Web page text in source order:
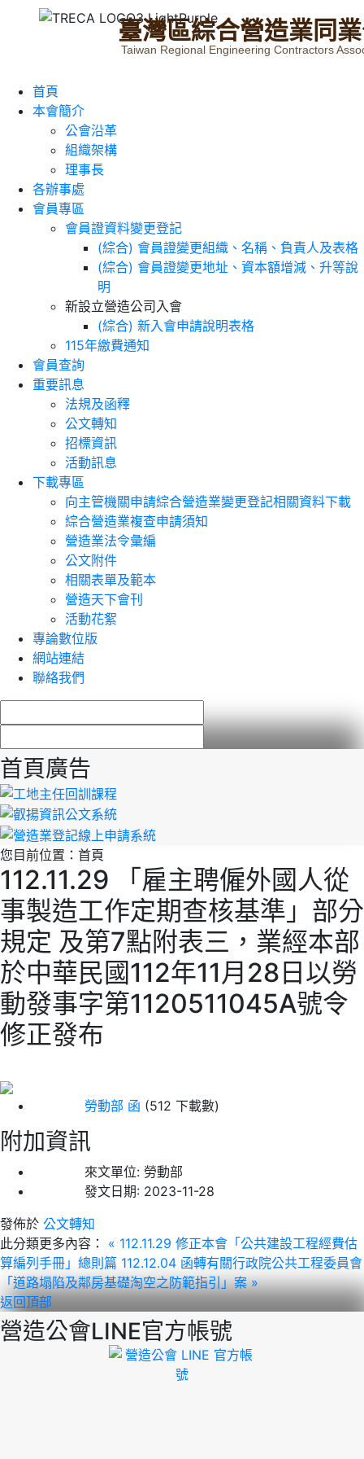
臺灣區綜合營造業同業
Taiwan Regional Engineering Contractors
首頁
本會簡介
公會沿革
組織架構
理事長
各辦事處
會員專區
會員證資料變更登記
(綜合) 會員證變更組織、名稱、負責人及表格
(綜合) 會員證變更地址、資本額增減、升等說
明
新設立營造公司入會
(綜合) 新入會申請說明表格
115年繳費通知
會員查詢
重要訊息
法規及函釋
公文轉知
招標資訊
活動訊息
下載專區
向主管機關申請綜合營造業變更登記相關資料下載
綜合營造業複查申請須知
營造業法令彙編
公文附件
相關表單及範本
營造天下會刊
活動花絮
專論數位版
網站連結
聯絡我們
首頁廣告
您目前位置： 首頁
112.11.29 「雇主聘僱外國人從
事製造工作定期查核基準」部分
規定 及第7點附表三，業經本部
於中華民國112年11月28日以勞
動發事字第1120511045A號令
修正發布
勞動部 函 (512 下載數)
附加資訊
來文單位: 勞動部
發文日期: 2023-11-28
發佈於 公文轉知
此分類更多內容：
« 112.11.29 修正本會「公共建設工程經費估
算編列手冊」總則篇 112.12.04 函轉有關行政院公共工程委員會
「道路塌陷及鄰房基礎淘空之防範指引」案 »
返回頂部
營造公會LINE官方帳號